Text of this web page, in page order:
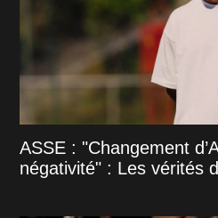
ASSE : "Changement
négativité" : Les vérités